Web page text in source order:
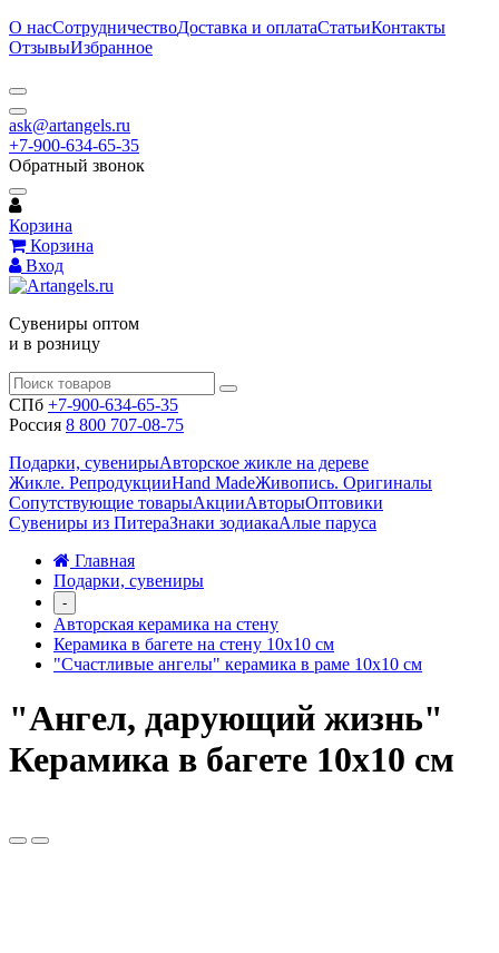
О насСотрудничествоДоставка и оплатаСтатьиКонтакты
ОтзывыИзбранное
ask@artangels.ru
+7-900-634-65-35
Обратный звонок
Корзина
Корзина
Вход
Сувениры оптом
и в розницу
СПб +7-900-634-65-35
Россия 8 800 707-08-75
Подарки, сувенирыАвторское жикле на дереве
Жикле. РепродукцииHand MadeЖивопись. Оригиналы
Сопутствующие товарыАкцииАвторыОптовики
Сувениры из ПитераЗнаки зодиакаАлые паруса
Главная
Подарки, сувениры
-
Авторская керамика на стену
Керамика в багете на стену 10х10 см
"Счастливые ангелы" керамика в раме 10х10 см
"Ангел, дарующий жизнь"
Керамика в багете 10х10 см